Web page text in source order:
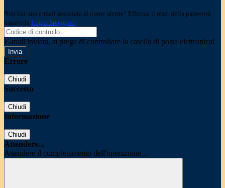
Non hai una e-mail associata al nome utente? Effettua il reset della password
tramite la Login Spaggiari
E-mail inviata, si prega di controllare la casella di posta elettronica!
Errore
Chiudi
Successo
Chiudi
Informazione
Chiudi
Attendere...
Attendere il completamento dell'operazione...